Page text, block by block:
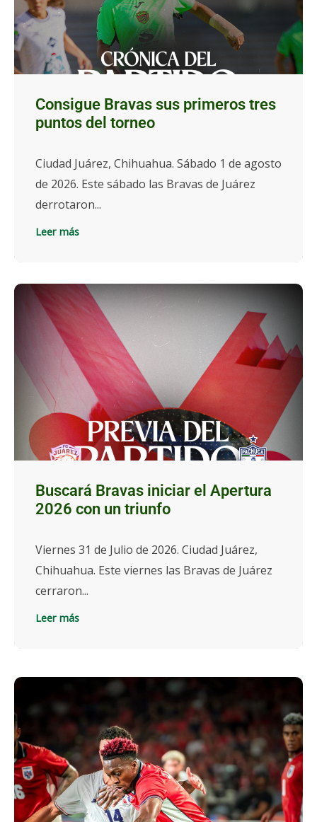
Consigue Bravas sus primeros tres
puntos del torneo
Ciudad Juárez, Chihuahua. Sábado 1 de agosto
de 2026. Este sábado las Bravas de Juárez
derrotaron...
Leer más
Buscará Bravas iniciar el Apertura
2026 con un triunfo
Viernes 31 de Julio de 2026. Ciudad Juárez,
Chihuahua. Este viernes las Bravas de Juárez
cerraron...
Leer más